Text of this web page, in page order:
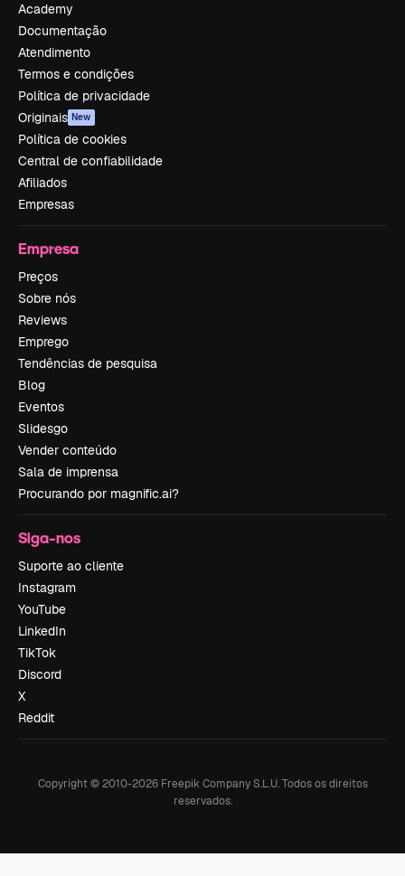
Academy
Documentação
Atendimento
Termos e condições
Política de privacidade
Originais New
Política de cookies
Central de confiabilidade
Afiliados
Empresas
Empresa
Preços
Sobre nós
Reviews
Emprego
Tendências de pesquisa
Blog
Eventos
Slidesgo
Vender conteúdo
Sala de imprensa
Procurando por magnific.ai?
Siga-nos
Suporte ao cliente
Instagram
YouTube
LinkedIn
TikTok
Discord
X
Reddit
Copyright © 2010-2026Freepik Company S.L.U. Todos os direitos
reservados.